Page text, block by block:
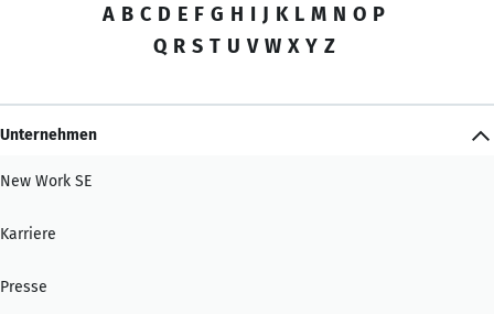
A B C D E F G H I J K L M N O P
Q R S T U V W X Y Z
Unternehmen
New Work SE
Karriere
Presse